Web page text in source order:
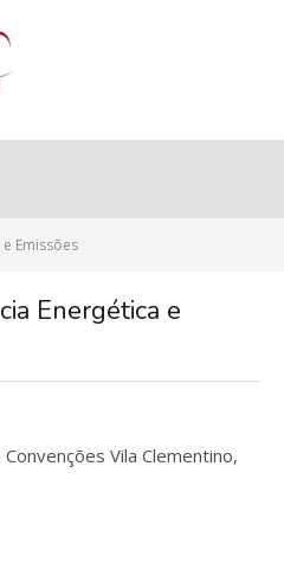
Emissões
Energética e
Vila Clementino,